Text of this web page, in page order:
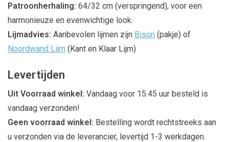
Patroonherhaling: 64/32 cm (verspringend), voor een
harmonieuze en evenwichtige look.
Lijmadvies: Aanbevolen lijmen zijn Bison (pakje) of
Noordwand Lijm (Kant en Klaar Lijm)
Levertijden
Uit Voorraad winkel: Vandaag voor 15.45 uur besteld is
vandaag verzonden!
Geen voorraad winkel: Bestelling wordt rechtstreeks aan
u verzonden via de leverancier, levertijd 1-3 werkdagen.